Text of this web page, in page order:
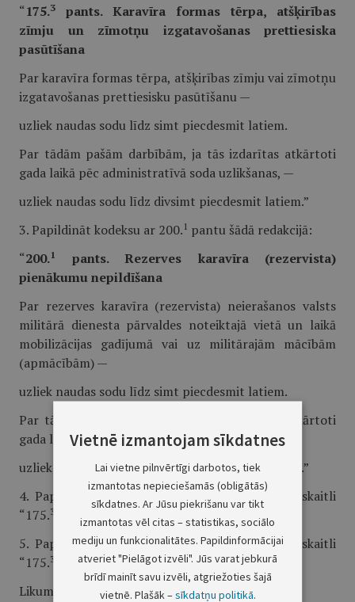
“175.3
pants. Karavīra formas tērpa, atšķirības
zīmju un zīmotņu izgatavošanas prettiesiska
pasūtīšana
Par karavīra formas tērpa, atšķirības zīmju vai zīmotņu
izgatavošanas prettiesisku pasūtīšanu —
uzliek naudas sodu līdz simt piecdesmit latiem.
Par tādām pašām darbībām, ja tās izdarītas atkārtoti
gada laikā pēc administratīvā soda uzlikšanas, —
uzliek naudas sodu līdz divsimt piecdesmit latiem.”
3. Papildināt kodeksu ar 200. 1 pantu šādā redakcijā:
“200.1
pants. Rezerves karavīra (rezervista)
pienākumu nepildīšana
Par rezerves karavīra (rezervista) neierašanos valsts
militārā dienesta pārvaldes noteiktajā vietā un laikā
mobilizācijas gadījumā vai uz militārajām mācībām
(apmācībām) —
uzliek naudas sodu līdz simt piecdesmit latiem.
Par tādām pašām darbībām, ja tās izdarītas atkārtoti
gada laikā pēc administratīvā soda uzlikšanas, —
uzliek naudas sodu līdz divsimt piecdesmit latiem.”
4. Papildināt 213.pantu pēc skaitļa “175.
” ar skaitli
“175.3 ” un pēc skaitļa “200.” — ar skaitli “200.
5. Papildināt 287.pantu pēc skaitļa “175.2” ar skaitli
“175.3 ” un pēc skaitļa “200.” — ar skaitli “200.
Likums Saeimā pieņemts 2003.gada 13.martā.
Vietnē izmantojam sīkdatnes
Lai vietne pilnvērtīgi darbotos, tiek
izmantotas nepieciešamās (obligātās)
sīkdatnes. Ar Jūsu piekrišanu var tikt
izmantotas vēl citas – statistikas, sociālo
mediju un funkcionalitātes. Papildinformācijai
atveriet "Pielāgot izvēli". Jūs varat jebkurā
brīdī mainīt savu izvēli, atgriežoties šajā
vietnē. Plašāk –sīkdatņu politikā.